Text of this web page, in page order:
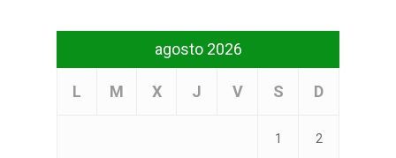
agosto 2026
L M X J V S D
1 2